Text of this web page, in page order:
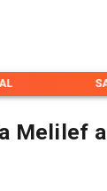
Melilef